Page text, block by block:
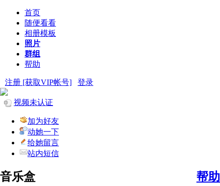
首页
随便看看
相册模板
照片
群组
帮助
注册 [获取VIP帐号] 登录
视频未认证
加为好友
动她一下
给她留言
站内短信
帮助
音乐盒